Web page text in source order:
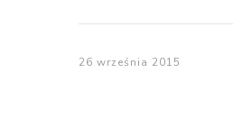
26 września 2015